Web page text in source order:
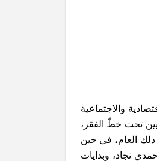
والاجتماعية
تحت خطّ الفقر،
من عدد السكان في إيران في ذلك العام، في حين
نجاد، وبدايات